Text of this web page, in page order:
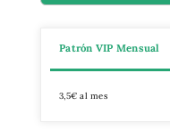
Patrón VIP Mensual
3,5€ al mes